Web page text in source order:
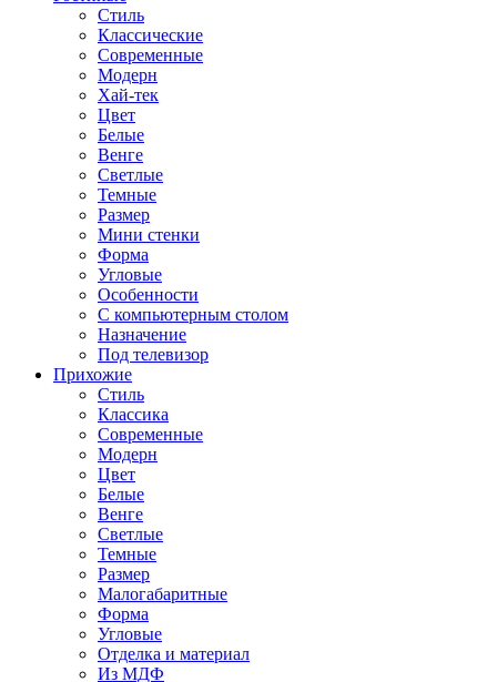
Стиль
Классические
Современные
Модерн
Хай-тек
Цвет
Белые
Венге
Светлые
Темные
Размер
Мини стенки
Форма
Угловые
Особенности
С компьютерным столом
Назначение
Под телевизор
Прихожие
Стиль
Классика
Современные
Модерн
Цвет
Белые
Венге
Светлые
Темные
Размер
Малогабаритные
Форма
Угловые
Отделка и материал
Из МДФ